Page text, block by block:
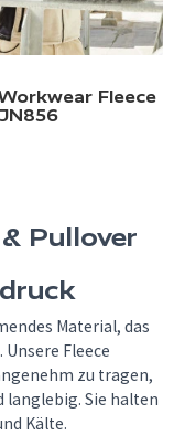
Fleece
Pullover
Material, das
Fleece
zu tragen,
Sie halten
Kälte.